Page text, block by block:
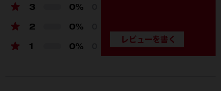
3 0%
2 0%
1 0%